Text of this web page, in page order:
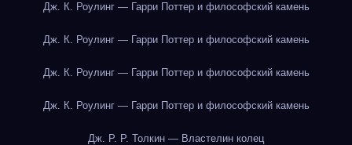
Дж. К. Роулинг — Гарри Поттер и философский камень
Дж. К. Роулинг — Гарри Поттер и философский камень
Дж. К. Роулинг — Гарри Поттер и философский камень
Дж. К. Роулинг — Гарри Поттер и философский камень
Дж. Р. Р. Толкин — Властелин колец